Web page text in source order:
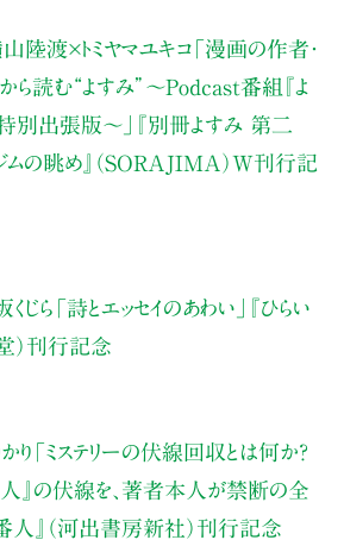
陸渡×トミヤマユキコ「漫画の作者・
ら読む“よすみ” 〜Podcast番組『よ
別出張版〜」
『別冊よすみ 第二
ジムの眺め』（SORAJIMA）W刊行記
じら 「詩とエッセイのあわい」
『ひらい
）刊行記念
り 「ミステリーの伏線回収とは何か？
の伏線を、著者本人が禁断の全
人』（河出書房新社）刊行記念